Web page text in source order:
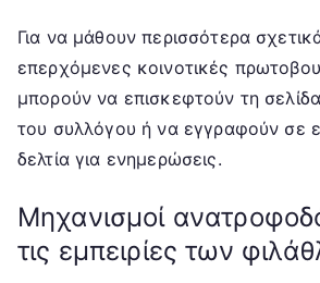
Για να μάθουν περισσότερα
επερχόμενες κοινοτικές
μπορούν να επισκεφτούν τη
του συλλόγου ή να εγγραφούν σε
δελτία για ενημερώσεις.
Μηχανισμοί
τις εμπειρίες των